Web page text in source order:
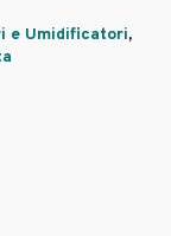
e Umidificatori,